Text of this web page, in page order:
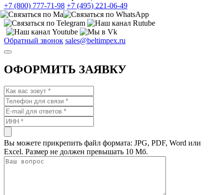
+7 (800) 777-71-98 +7 (495) 221-06-49
Обратный звонок sales@beltimpex.ru
ОФОРМИТЬ ЗАЯВКУ
Вы можете прикрепить файл формата: JPG, PDF, Word или
Excel. Размер не должен превышать 10 Мб.